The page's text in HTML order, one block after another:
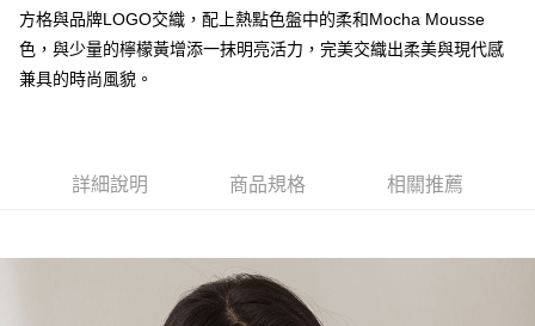
1.本服務由台灣大哥大提供，台灣大哥大用戶可立即使用無須另外申請。
2.付款方式選擇「大哥付你分期」，訂單成立後會自動跳轉到大哥付的交易
流程，驗證手機門號後，選擇欲分期的期數、繳款截止日，確認付款後即完
成交易。
法說明評估內容。
【繳款方式說明】
2.透過簡訊連結打開帳單後，可選擇「超商條碼／台灣大直營門市／銀行轉
帳／街口支付／iPASS MONEY」等通路繳費。
AFTEE先享後付
相關說明
【關於「AFTEE先享後付」】
３．安心：先確認商品／服務後，再付款。
結帳頁面，進行簡訊認證並確認金額後，即可完成結帳。
２．訂單成立數日內，您將收到繳費通知簡訊。
３．收到繳費通知簡訊後14天內，點擊此簡訊中的連結，可透過四大超商／
全家取貨付款
每筆NT$60，滿NT$1,500(含以上)免運費
方格與品牌LOGO交織，配上熱點色盤中的柔和Mocha Mousse
色，與少量的檸檬黃增添一抹明亮活力，完美交織出柔美與現代感
兼具的時尚風貌。
詳細說明 商品規格 相關推薦